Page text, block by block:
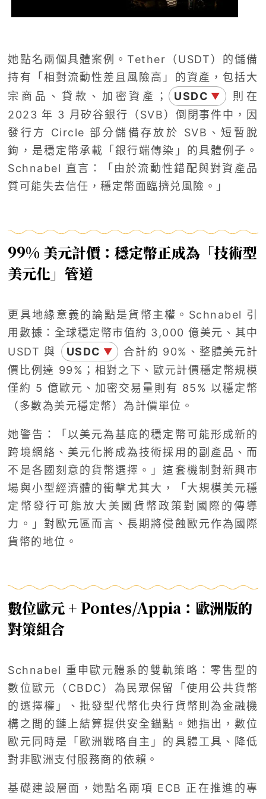
她點名兩個具體案例。Tether（USDT）的儲備
持有「相對流動性差且風險高」的資產，包括大
宗商品、貸款、加密資產；
USDC ▼
則在
2023 年 3 月矽谷銀行（SVB）倒閉事件中，因
發行方 Circle 部分儲備存放於 SVB、短暫脫
鉤，是穩定幣承載「銀行端傳染」的具體例子。
Schnabel 直言：「由於流動性錯配與對資產品
質可能失去信任，穩定幣面臨擠兑風險。」
99% 美元計價：穩定幣正成為「技術型
美元化」管道
更具地緣意義的論點是貨幣主權。Schnabel 引
用數據：全球穩定幣市值約 3,000 億美元、其中
USDT 與
USDC ▼
合計約 90%、整體美元計
價比例達 99%；相對之下、歐元計價穩定幣規模
僅約 5 億歐元、加密交易量則有 85% 以穩定幣
（多數為美元穩定幣）為計價單位。
她警告：「以美元為基底的穩定幣可能形成新的
跨境網絡、美元化將成為技術採用的副產品、而
不是各國刻意的貨幣選擇。」這套機制對新興市
場與小型經濟體的衝擊尤其大，「大規模美元穩
定幣發行可能放大美國貨幣政策對國際的傳導
力。」對歐元區而言、長期將侵蝕歐元作為國際
貨幣的地位。
數位歐元 + Pontes/Appia：歐洲版的
對策組合
Schnabel 重申歐元體系的雙軌策略：零售型的
數位歐元（CBDC）為民眾保留「使用公共貨幣
的選擇權」、批發型代幣化央行貨幣則為金融機
構之間的鏈上結算提供安全錨點。她指出，數位
歐元同時是「歐洲戰略自主」的具體工具、降低
對非歐洲支付服務商的依賴。
基礎建設層面，她點名兩項 ECB 正在推進的專